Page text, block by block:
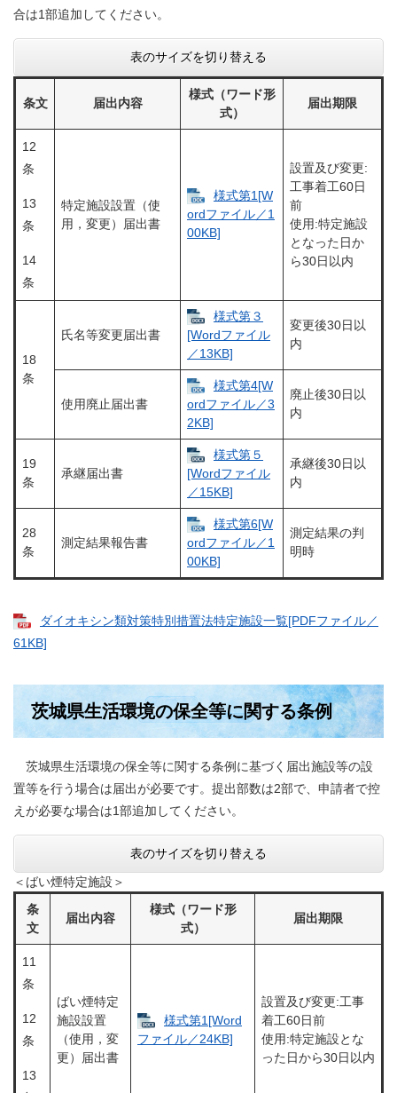
合は1部追加してください。
表のサイズを切り替える
条文 届出内容
様式（ワード形
式）
届出期限
12
条
13
条
14
条
特定施設設置（使
用，変更）届出書
様式第1[W
ordファイル／1
00KB]
設置及び変更:
工事着工60日
前
使用:特定施設
となった日か
ら30日以内
18
条
氏名等変更届出書
様式第３
[Wordファイル
／13KB]
変更後30日以
内
使用廃止届出書
様式第4[W
ordファイル／3
2KB]
廃止後30日以
内
19
条
承継届出書
様式第５
[Wordファイル
／15KB]
承継後30日以
内
28
条
測定結果報告書
様式第6[W
ordファイル／1
00KB]
測定結果の判
明時
ダイオキシン類対策特別措置法特定施設一覧[PDFファイル／
61KB]
茨城県生活環境の保全等に関する条例
茨城県生活環境の保全等に関する条例に基づく届出施設等の設
置等を行う場合は届出が必要です。提出部数は2部で、申請者で控
えが必要な場合は1部追加してください。
表のサイズを切り替える
＜ばい煙特定施設＞
条
文
届出内容
様式（ワード形
式）
届出期限
11
条
12
条
13
ばい煙特定
施設設置
（使用，変
更）届出書
様式第1[Word
ファイル／24KB]
設置及び変更:工事
着工60日前
使用:特定施設とな
った日から30日以内